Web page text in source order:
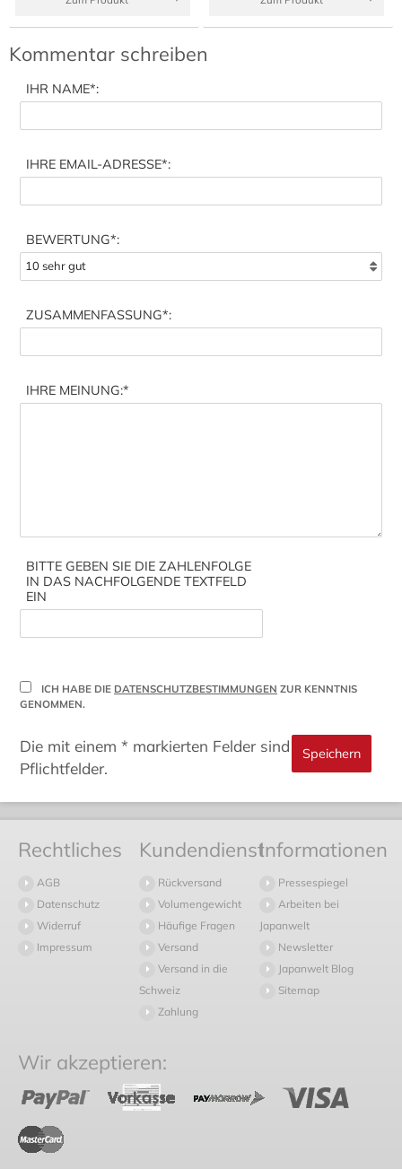
Kommentar schreiben
IHR NAME*:
IHRE EMAIL-ADRESSE*:
BEWERTUNG*:
ZUSAMMENFASSUNG*:
IHRE MEINUNG:*
BITTE GEBEN SIE DIE ZAHLENFOLGE
IN DAS NACHFOLGENDE TEXTFELD
EIN
ICH HABE DIE DATENSCHUTZBESTIMMUNGEN ZUR KENNTNIS
GENOMMEN.
Die mit einem * markierten Felder sind
Pflichtfelder.
Rechtliches
AGB
Datenschutz
Widerruf
Impressum
Kundendienst
Rückversand
Volumengewicht
Häufige Fragen
Versand
Versand in die
Schweiz
Zahlung
Informationen
Pressespiegel
Arbeiten bei
Japanwelt
Newsletter
Japanwelt Blog
Sitemap
Wir akzeptieren: